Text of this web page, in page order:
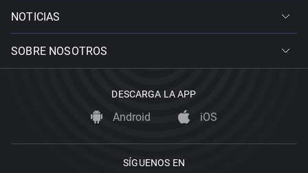
NOTICIAS
SOBRE NOSOTROS
DESCARGA LA APP
Android iOS
SÍGUENOS EN